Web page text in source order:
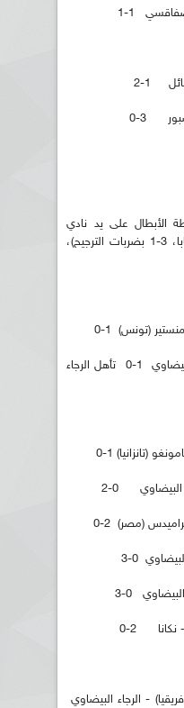
1-1
1-2
3-0
الأبطال على يد نادي
تونغيث السنغالي (0-0 ذهابا وإيابا، 3-1 بضربات الترجيح)،
(تونس) 1-0
العودة: اتحاد المنستير - الرجاء البيضاوي 1-0 تأهل الرجاء
(تانزانيا) 1-0
البيضاوي 0-2
(مصر) 2-0
0-3
0-3
2-0
- الرجاء البيضاوي